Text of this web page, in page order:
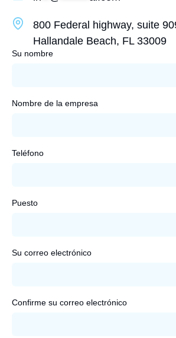
800 Federal highway, suite
Hallandale Beach, FL 33009
Su nombre
Nombre de la empresa
Teléfono
Puesto
Su correo electrónico
Confirme su correo electrónico